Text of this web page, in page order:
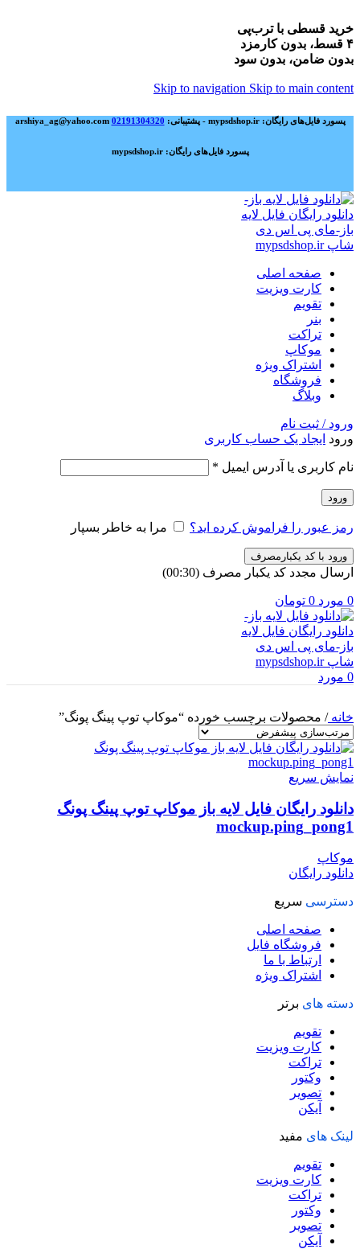
خرید قسطی با ترب‌پی
۴ قسط، بدون کارمزد
بدون ضامن، بدون سود
Skip to navigation Skip to main content
پسورد فایل‌های رایگان: mypsdshop.ir - پشتیبانی: arshiya_ag@yahoo.com 02191304320
پسورد فایل‌های رایگان: mypsdshop.ir
صفحه اصلی
کارت ویزیت
تقویم
بنر
تراکت
موکاپ
اشتراک ویژه
فروشگاه
وبلاگ
ورود / ثبت نام
ورود ایجاد یک حساب کاربری
نام کاربری یا آدرس ایمیل *
ورود
رمز عبور را فراموش کرده اید؟ مرا به خاطر بسپار
ورود با کد یکبارمصرف
ارسال مجدد کد یکبار مصرف (00:
30
)
0 مورد 0 تومان
0 مورد
خانه/ محصولات برچسب خورده “موکاپ توپ پینگ پونگ”
نمایش سریع
دانلود رایگان فایل لایه باز موکاپ توپ پینگ پونگ
mockup.ping_pong1
موکاپ
دانلود رایگان
دسترسی سریع
صفحه اصلی
فروشگاه فایل
ارتباط با ما
اشتراک ویژه
دسته های برتر
تقویم
کارت ویزیت
تراکت
وکتور
تصویر
آیکن
لینک های مفید
تقویم
کارت ویزیت
تراکت
وکتور
تصویر
آیکن